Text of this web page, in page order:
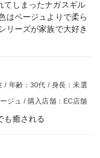
てしまったナガスギル
はベージュよりで柔ら
リーズが家族で大好き
/ 年齢：30代 / 身長：未選
ジュ / 購入店舗：EC店舗
も癒される